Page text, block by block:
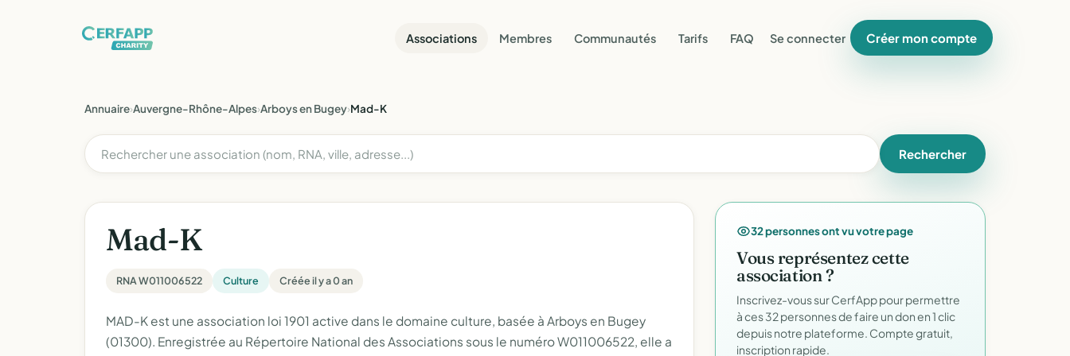
Associations Membres Communautés Tarifs FAQ Se connecter Créer mon compte
Annuaire›Auvergne-Rhône-Alpes›Arboys en Bugey›Mad-K
Rechercher
Mad-K
RNA W011006522 Culture Créée il y a 0 an
MAD-K est une association loi 1901 active dans le domaine culture, basée à Arboys en Bugey
(01300). Enregistrée au Répertoire National des Associations sous le numéro W011006522, elle a
32 personnes ont vu votre page
Vous représentez cette
association ?
Inscrivez-vous sur CerfApp pour permettre
à ces 32 personnes de faire un don en 1 clic
depuis notre plateforme. Compte gratuit,
inscription rapide.